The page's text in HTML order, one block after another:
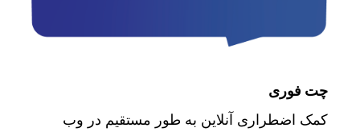
چت فوری
کمک اضطراری آنلاین به طور مستقیم در وب